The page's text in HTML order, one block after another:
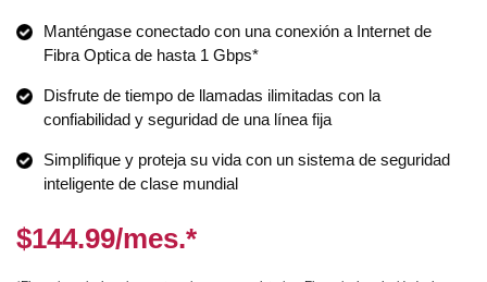
Manténgase conectado con una conexión a Internet de
Fibra Optica de hasta 1 Gbps*
Disfrute de tiempo de llamadas ilimitadas con la
confiabilidad y seguridad de una línea fija
Simplifique y proteja su vida con un sistema de seguridad
inteligente de clase mundial
$144.99/mes.*